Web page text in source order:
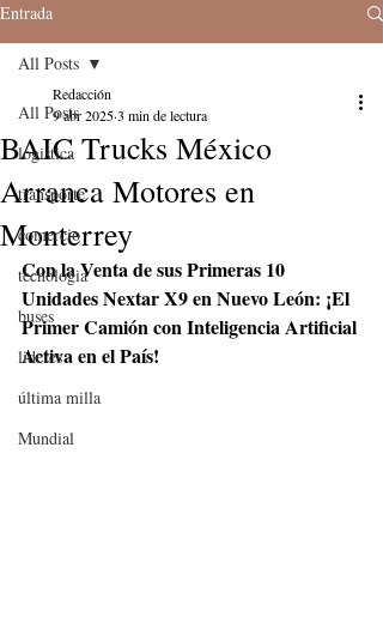
Entrada
All Posts
logistica
transporte
comercio
tecnologia
buses
lideres
última milla
Mundial
All Posts
BAIC Trucks México
Arranca Motores en
Monterrey
Redacción
9 abr 20253 min de lectura
Con la Venta de sus Primeras 10
Unidades Nextar X9 en Nuevo León: ¡El
Primer Camión con Inteligencia Artificial
Activa en el País!